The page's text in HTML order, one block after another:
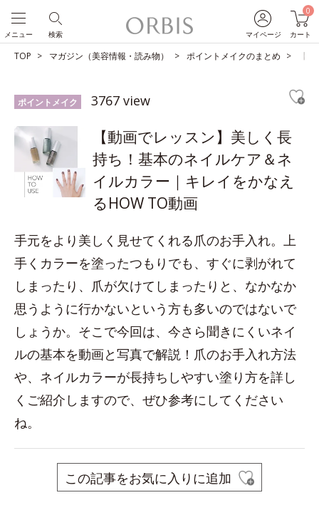
マイページ
0
カート
検索
メニュー
TOP マガジン（美容情報・読み物） ポイントメイクのまとめ 【
ポイントメイク 3767 view
【動画でレッスン】美しく長
持ち！基本のネイルケア＆ネ
イルカラー｜キレイをかなえ
るHOW TO動画
手元をより美しく見せてくれる爪のお手入れ。上
手くカラーを塗ったつもりでも、すぐに剥がれて
しまったり、爪が欠けてしまったりと、なかなか
思うように行かないという方も多いのではないで
しょうか。そこで今回は、今さら聞きにくいネイ
ルの基本を動画と写真で解説！爪のお手入れ方法
や、ネイルカラーが長持ちしやすい塗り方を詳し
くご紹介しますので、ぜひ参考にしてください
ね。
この記事をお気に入りに追加